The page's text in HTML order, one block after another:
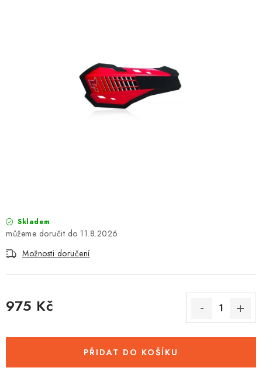
NÁPLNĚ A KAPALINY
Skladem
11.8.2026
Možnosti doručení
975 Kč
PŘIDAT DO KOŠÍKU